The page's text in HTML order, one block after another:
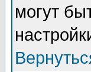
могут